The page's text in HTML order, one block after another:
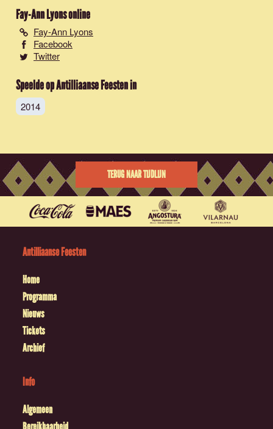
Fay-Ann Lyonsonline
Fay-Ann Lyons
Facebook
Twitter
Speelde op Antilliaanse Feesten in
2014
TERUG NAAR TIJDLIJN
Antilliaanse Feesten
Home
Programma
Nieuws
Tickets
Archief
Info
Algemeen